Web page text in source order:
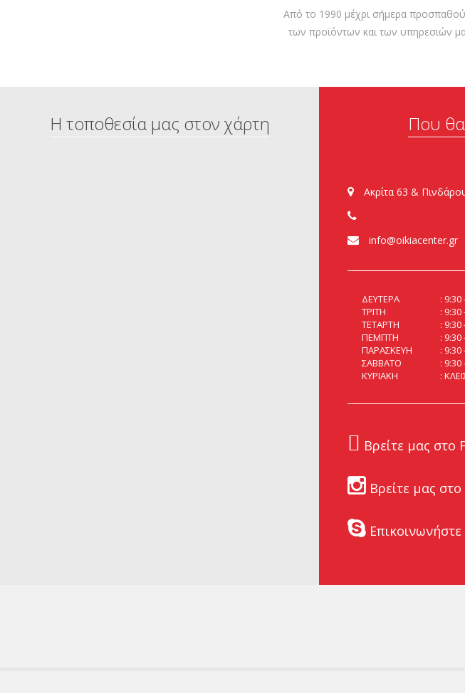
Από το 1990 μέχρι σήμερα
των προϊόντων και των υπηρεσιών
Η τοποθεσία μας στον χάρτη Που θα
Ακρίτα 63 &
info@oikiacenter.gr
ΔΕΥΤΕΡΑ
9:30
ΤΡΙΤΗ
9:30
ΤΕΤΑΡΤΗ
9:30
ΠΕΜΠΤΗ
9:30
ΠΑΡΑΣΚΕΥΗ
9:30
ΣΑΒΒΑΤΟ
9:30
ΚΥΡΙΑΚΗ
Βρείτε μας στο
Βρείτε μας